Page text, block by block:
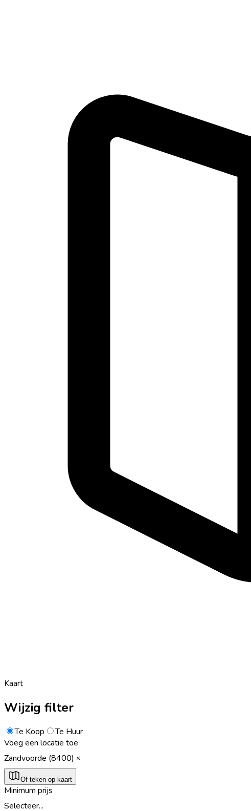
Kaart
Wijzig filter
Te Koop
Te Huur
Voeg een locatie toe
Zandvoorde (8400)
Of teken op kaart
Minimum prijs
Selecteer...